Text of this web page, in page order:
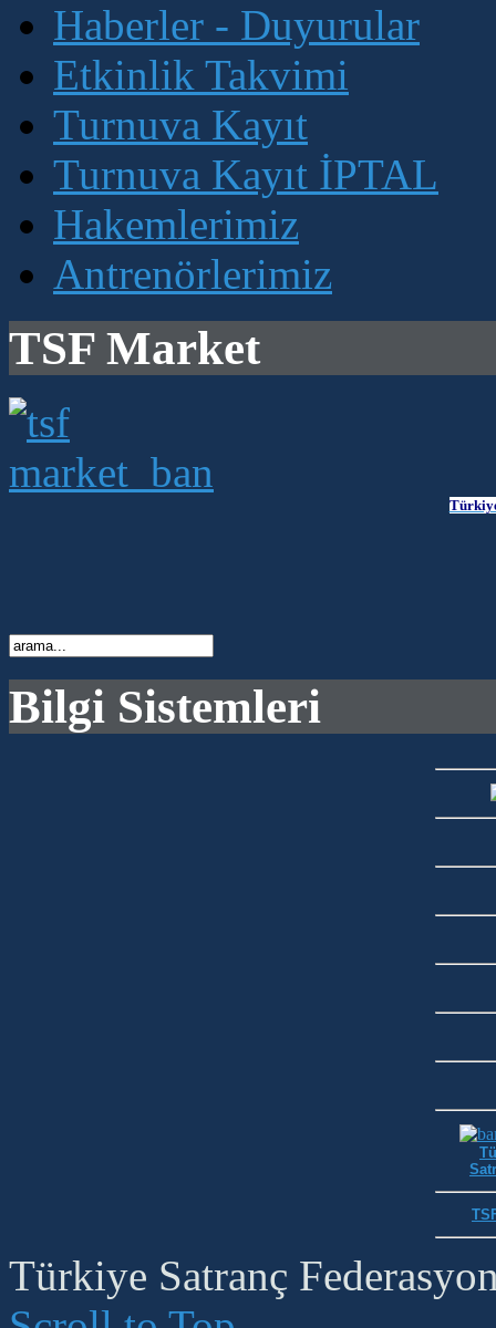
Haberler - Duyurular
Etkinlik Takvimi
Turnuva Kayıt
Turnuva Kayıt İPTAL
Hakemlerimiz
Antrenörlerimiz
TSF Market
Bilgi Sistemleri
Türkiye Satranç